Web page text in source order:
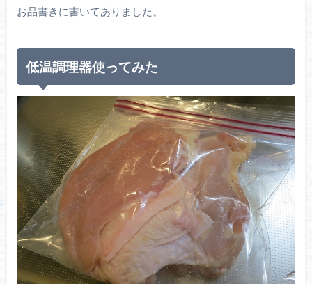
お品書きに書いてありました。
低温調理器使ってみた